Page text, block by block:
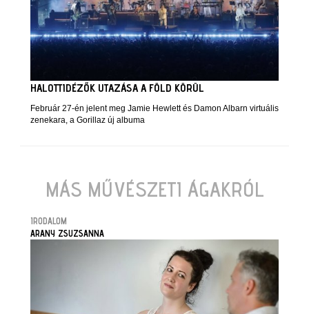
HALOTTIDÉZŐK UTAZÁSA A FÖLD KÖRÜL
Február 27-én jelent meg Jamie Hewlett és Damon Albarn virtuális
zenekara, a Gorillaz új albuma
MÁS MŰVÉSZETI ÁGAKRÓL
IRODALOM
ARANY ZSUZSANNA